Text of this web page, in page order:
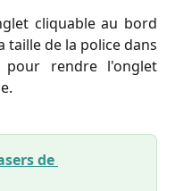
cliquable au bord
taille de la police dans
rendre l'onglet
de